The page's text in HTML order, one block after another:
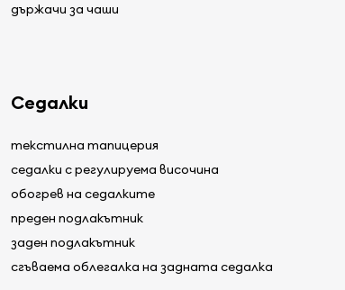
държачи за чаши
Седалки
текстилна тапицерия
седалки с регулируема височина
обогрев на седалките
преден подлакътник
заден подлакътник
сгъваема облегалка на задната седалка